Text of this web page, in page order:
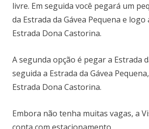
livre. Em seguida você pegará um
da Estrada da Gávea Pequena e
Estrada Dona Castorina.
A segunda opção é pegar a Estrada
seguida a Estrada da Gávea
Estrada Dona Castorina.
Embora não tenha muitas vagas, a